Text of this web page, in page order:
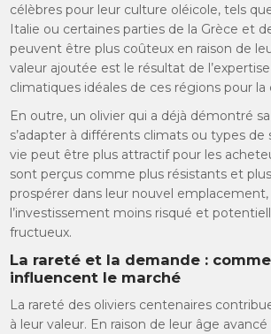
célèbres pour leur culture oléicole, tels
Italie ou certaines parties de la Grèce et
peuvent être plus coûteux en raison de
valeur ajoutée est le résultat de
climatiques idéales de ces régions pour la
En outre, un olivier qui a déjà démontré
s’adapter à différents climats ou types de
vie peut être plus attractif pour les
sont perçus comme plus résistants et
prospérer dans leur nouvel
l’investissement moins risqué et
fructueux.
La rareté et la demande :
influencent le marché
La rareté des oliviers centenaires
à leur valeur. En raison de leur âge